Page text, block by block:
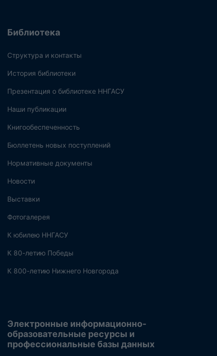
Библиотека
Структура и контакты
История библиотеки
Презентация о библиотеке ННГАСУ
Наши публикации
Книгообеспеченность
Бюллетень новых поступлений
Нормативные документы
Новости
Выставки
Фотогалерея
К юбилею ННГАСУ
К 80-летию Победы
К 800-летию Нижнего Новгорода
Электронные информационно-
образовательные ресурсы и
профессиональные базы данных